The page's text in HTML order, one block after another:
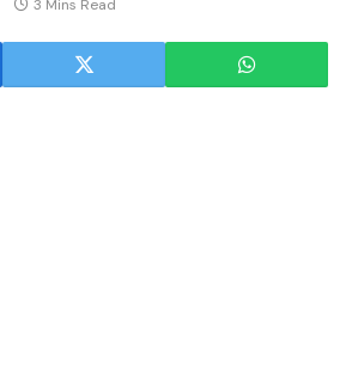
3 Mins Read